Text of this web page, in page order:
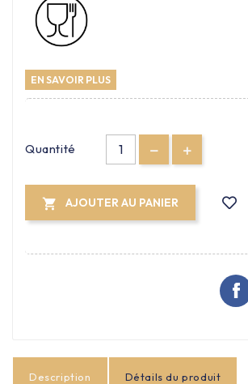
EN SAVOIR PLUS
Quantité
 AJOUTER AU PANIER
Description Détails du produit